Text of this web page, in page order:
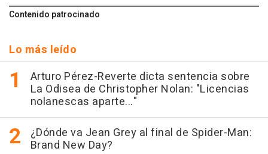
Contenido patrocinado
Lo más leído
Arturo Pérez-Reverte dicta sentencia sobre
La Odisea de Christopher Nolan: "Licencias
nolanescas aparte..."
¿Dónde va Jean Grey al final de Spider-Man:
Brand New Day?